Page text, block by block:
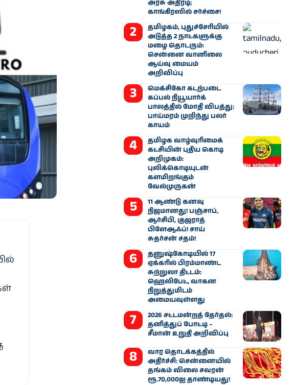
அரசு அதிரடி;
காங்கிரஸில் சர்ச்சை!
தமிழகம், புதுச்சேரியில்
அடுத்த 2 நாட்களுக்கு
மழை தொடரும்:
சென்னை வானிலை
ஆய்வு மையம்
அறிவிப்பு
மெக்சிகோ கடற்படை
கப்பல் நியூயார்க்
பாலத்தில் மோதி விபத்து:
பாய்மரம் முறிந்து பலர்
காயம்
தமிழக வாழ்வுரிமைக்
கட்சியின் புதிய கொடி
அறிமுகம்:
புலிக்கொடியுடன்
களமிறங்கும்
வேல்முருகன்
11 ஆண்டு கனவு
நிஜமானது! பஞ்சாப்,
ஆர்சிபி, குஜராத்
பிளேஆஃப்! சாய்
சுதர்சன் சதம்!
தனுஷ்கோடியில் 17
ஏக்கரில் பிரம்மாண்ட
சுற்றுலா திட்டம்:
ஹெலிபேட், வாகன
நிறுத்துமிடம்
அமையவுள்ளது
2026 சட்டமன்றத் தேர்தல்:
தனித்துப் போட்டி –
சீமான் உறுதி அறிவிப்பு
வார தொடக்கத்தில்
அதிர்ச்சி: சென்னையில்
தங்கம் விலை சவரன்
ரூ.70,000ஐ தாண்டியது!